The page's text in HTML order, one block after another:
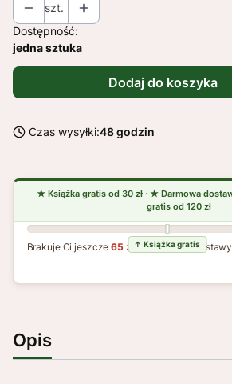
szt.
Dostępność:
jedna sztuka
Dodaj do koszyka
Czas wysyłki:48 godzin
Brakuje Ci jeszcze65 zł do darmowej dostawy
Opis